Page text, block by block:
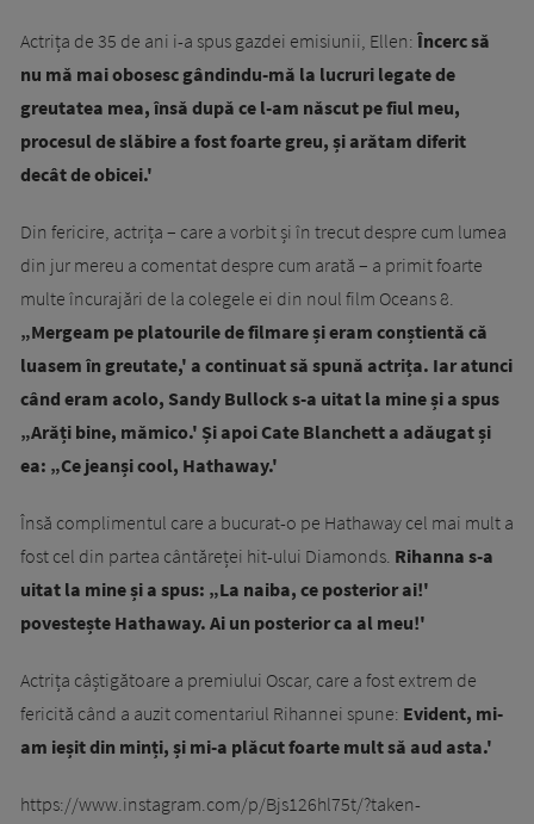
Actrița de 35 de ani i-a spus gazdei emisiunii, Ellen: Încerc să
nu mă mai obosesc gândindu-mă la lucruri legate de
greutatea mea, însă după ce l-am născut pe fiul meu,
procesul de slăbire a fost foarte greu, și arătam diferit
decât de obicei.'
Din fericire, actrița – care a vorbit și în trecut despre cum lumea
din jur mereu a comentat despre cum arată – a primit foarte
multe încurajări de la colegele ei din noul film Oceans 8.
„Mergeam pe platourile de filmare și eram conștientă că
luasem în greutate,' a continuat să spună actrița. Iar atunci
când eram acolo, Sandy Bullock s-a uitat la mine și a spus
„Arăți bine, mămico.' Și apoi Cate Blanchett a adăugat și
ea: „Ce jeanși cool, Hathaway.'
Însă complimentul care a bucurat-o pe Hathaway cel mai mult a
fost cel din partea cântăreței hit-ului Diamonds. Rihanna s-a
uitat la mine și a spus: „La naiba, ce posterior ai!'
povestește Hathaway. Ai un posterior ca al meu!'
Actrița câștigătoare a premiului Oscar, care a fost extrem de
fericită când a auzit comentariul Rihannei spune: Evident, mi-
am ieșit din minți, și mi-a plăcut foarte mult să aud asta.'
https://www.instagram.com/p/Bjs126hl75t/?taken-